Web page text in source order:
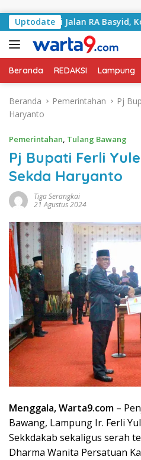
Uptodate
Jalan RA Basyid, Kontrak
Beranda REDAKSI Lampung
Beranda Pemerintahan
Pj
Haryanto
Pemerintahan, Tulang Bawang
Pj Bupati Ferli
Sekda Haryanto
Tiga Serangkai
21 Agustus 2024
Menggala, Warta9.com –
Bawang, Lampung Ir. Ferli
Sekkdakab sekaligus serah
Dharma Wanita Persatuan